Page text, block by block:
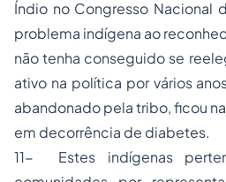
Índio no Congresso Nacional
problema indígena ao
não tenha conseguido se
ativo na política por vários
abandonado pela tribo, ficou
em decorrência de diabetes.
11- Estes indígenas